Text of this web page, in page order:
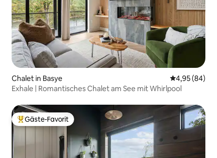
Chalet in Basye
4,95 (84)
Exhale | Romantisches Chalet am See mit Whirlpool
Beliebter Gäste-Favorit.
Gäste-Favorit